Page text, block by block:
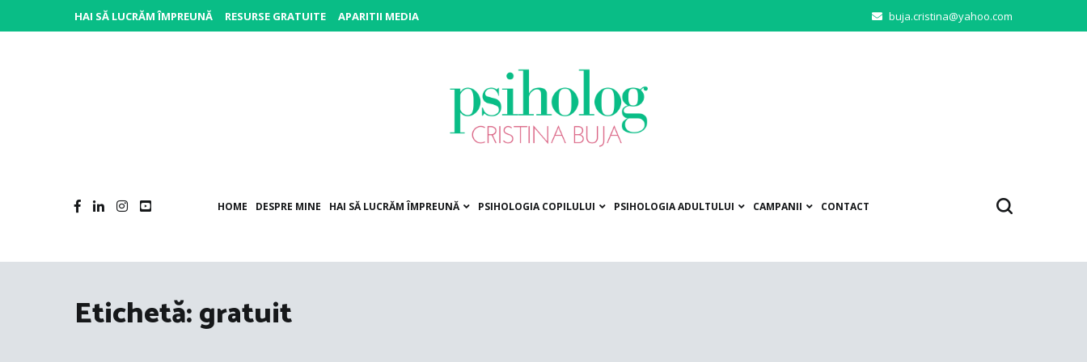
HAI SĂ LUCRĂM ÎMPREUNĂ RESURSE GRATUITE APARITII MEDIA buja.cristina@yahoo.com
HOME DESPRE MINE HAI SĂ LUCRĂM ÎMPREUNĂ PSIHOLOGIA COPILULUI PSIHOLOGIA ADULTULUI CAMPANII CONTACT
Etichetă:gratuit